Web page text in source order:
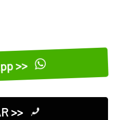
>>
>>